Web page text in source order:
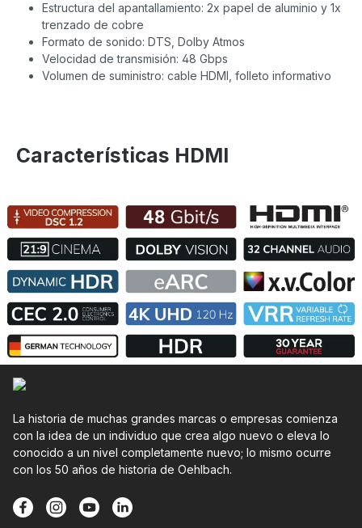
Estructura del apantallamiento: 2x papel de aluminio y 1x
trenzado de cobre
Formato de sonido: DTS, Dolby Atmos
Velocidad de transmisión: 48 Gbps
Volumen de suministro: cable HDMI, folleto informativo
Características HDMI
La historia de muchas grandes marcas o empresas comienza
con la idea de un individuo que crea algo nuevo o eleva lo
conocido a un nivel completamente nuevo; lo mismo ocurre
con los 50 años de historia de Oehlbach.